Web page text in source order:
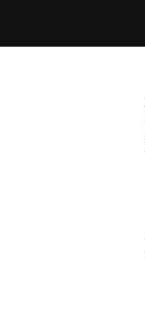
content